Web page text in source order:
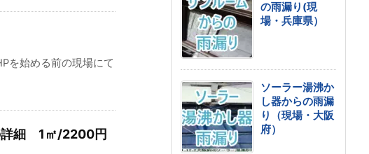
を始める前の現場にて
詳細 1㎡/2200円
の雨漏り(現
場・兵庫県）
ソーラー湯沸か
し器からの雨漏
り（現場・大阪
府）